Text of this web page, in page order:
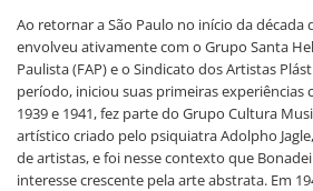
Ao retornar a São Paulo no início da década
envolveu ativamente com o Grupo Santa
Paulista (FAP) e o Sindicato dos Artistas
período, iniciou suas primeiras experiências
1939 e 1941, fez parte do Grupo Cultura
artístico criado pelo psiquiatra Adolpho
de artistas, e foi nesse contexto que
interesse crescente pela arte abstrata. Em